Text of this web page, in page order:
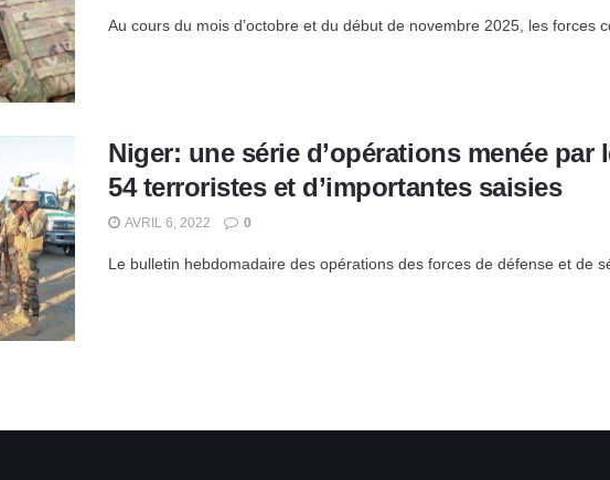
Au cours du mois d’octobre et du début de novembre 2025, les forces
Niger: une série d’opérations menée
54 terroristes et d’importantes saisies
AVRIL 6, 2022 0
Le bulletin hebdomadaire des opérations des forces de défense et de